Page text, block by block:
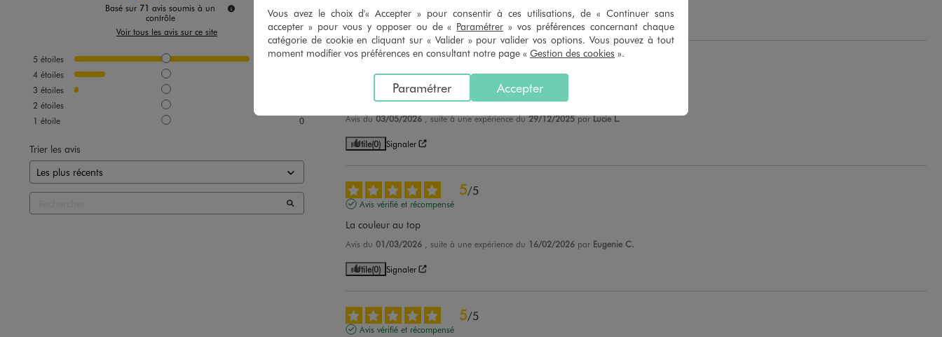
Basé sur 71 avis soumis à un
contrôle
Voir tous les avis sur ce site
5 étoiles
60
4 étoiles
3 étoiles
2 étoiles
1 étoile 0
Trier les avis
Utile (0) Signaler
Avis vérifié et récompensé
Avis du03/05/2026 , suite à une expérience du29/12/2025 parLucie L.
Utile(0) Signaler
5/5
Avis vérifié et récompensé
La couleur au top
Avis du 01/03/2026 , suite à une expérience du 16/02/2026 par Eugenie C.
Utile(0) Signaler
5/5
Avis vérifié et récompensé
Vous avez le choix d'« Accepter » pour consentir à ces utilisations, de « Continuer sans
accepter » pour vous y opposer ou de « Paramétrer » vos préférences concernant chaque
catégorie de cookie en cliquant sur « Valider » pour valider vos options. Vous pouvez à tout
moment modifier vos préférences en consultant notre page « Gestion des cookies ».
Accepter
Paramétrer